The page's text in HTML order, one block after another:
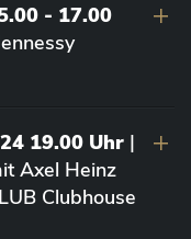
- 17.00
19.00 Uhr |
Axel Heinz
Clubhouse